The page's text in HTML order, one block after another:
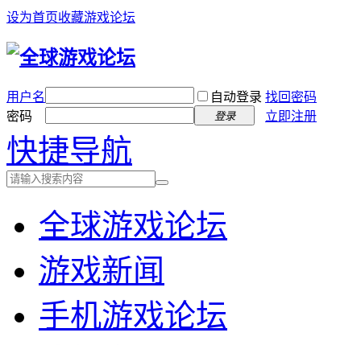
设为首页收藏游戏论坛
用户名 自动登录 找回密码
密码
登录 立即注册
快捷导航
全球游戏论坛
游戏新闻
手机游戏论坛